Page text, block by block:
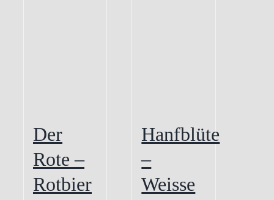
Der
Rote –
Rotbier
Hanfblüte
–
Weisse